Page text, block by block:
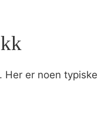
er noen typiske